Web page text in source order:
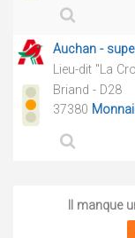
Auchan -
Lieu-dit "La
Briand - D28
37380
Il manque